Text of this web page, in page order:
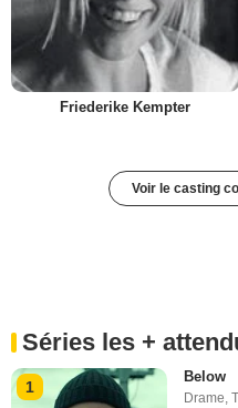
Friederike Kempter
Voir le casting
Séries les +
1
Below
Drame,